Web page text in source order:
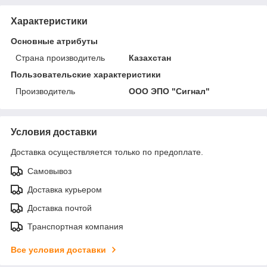
Характеристики
Основные атрибуты
Страна производитель
Казахстан
Пользовательские характеристики
Производитель
ООО ЭПО "Сигнал"
Условия доставки
Доставка осуществляется только по предоплате.
Самовывоз
Доставка курьером
Доставка почтой
Транспортная компания
Все условия доставки